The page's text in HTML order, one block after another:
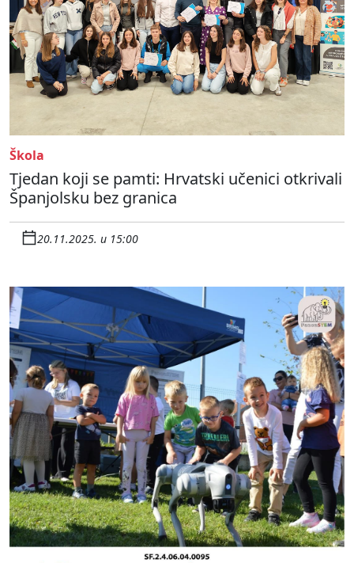
Škola
Tjedan koji se pamti: Hrvatski učenici otkrivali
Španjolsku bez granica
20.11.2025. u 15:00